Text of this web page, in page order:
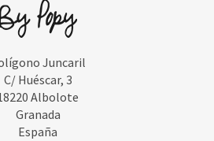
Juncaril
C/ Huéscar, 3
Albolote
Granada
España